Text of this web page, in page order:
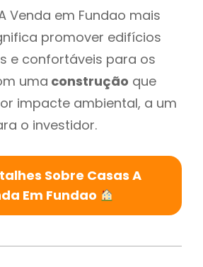
Venda em Fundao mais
promover edifícios
e confortáveis para os
uma construção que
impacte ambiental, a um
o investidor.
Sobre Casas A
Em Fundao